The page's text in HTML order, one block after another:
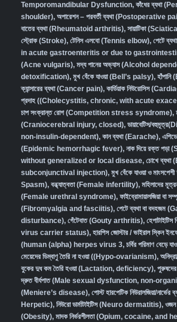
Temporomandibular Dysfunction, কাঁধের ব্যথা
shoulder), অপারেশন – পরবর্তী ব্যথা (Postoperative
বাতের ব্যথা (Rheumatoid arthritis), সায়াটিকা
স্ট্রোক (Stroke), টেনিস এলবো (Tennis elbow), পেটে
in acute gastroenteritis or due to
(Acne vulgaris), মদ্য পানের অভ্যাস (Alcohol
detoxification), মুখ বেঁকে যাওয়া (Bell’s palsy),
ক্যান্সারের ব্যথা (Cancer pain), কার্ডিয়াক নিউরোসিস
প্রদাহ ((Cholecystitis, chronic, with acute
চাপ সংক্রান্ত রোগ (Competition stress syndrome),
(Craniocerebral injury, closed), ডায়াবেটিস/
non-insulin-dependent), কান ব্যথা (Earache),
(Epidemic hemorrhagic fever), নাক দিয়ে রক্ত
without generalized or local disease, চোখে
subconjunctival injection), মুখ বেঁকে যাওয়া ও
Spasm), বন্ধ্যাত্বতা (Female infertility), মহিলাদের
(Female urethral syndrome), ফাইব্রোমায়ালজিয়া বা
(Fibromyalgia and fasciitis), পেটে ব্যথা বা
disturbance), গেঁটেবাত (Gouty arthritis),
virus carrier status), হারপিস জোস্টার / ভাইরাল
(human (alpha) herpes virus 3, চর্বির পরিমাণ
মেয়েদের ডিম্বাণু তৈরি না হওয়া ((Hypo-ovarianism),
বুকের দুধ কম তৈরি হওয়া (Lactation, deficiency),
দ্রুত বীর্যপাত (Male sexual dysfunction, non-
(Meniere’s disease), পোস্ট হারপেটিক নিউরালজিয়া/
Herpetic), নিউরো ডার্মাটাইটিস (Neuro dermatitis), ওজন
(Obesity), মাদক নির্ভরশীলতা (Opium, cocaine,